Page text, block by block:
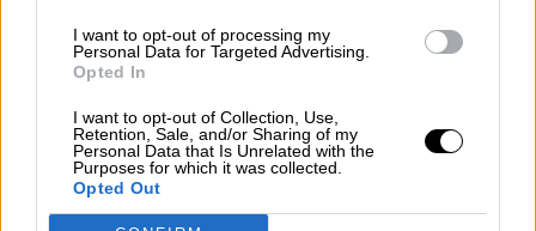
I want to opt-out of processing my
Personal Data for Targeted Advertising.
Opted In
I want to opt-out of Collection, Use,
Retention, Sale, and/or Sharing of my
Personal Data that Is Unrelated with the
Purposes for which it was collected.
Opted Out
La Audiencia Nacional ordena la
extradición de 'El Pollo' Carvajal para
ser juzgado en Estados Unidos